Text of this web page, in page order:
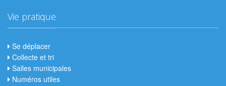
Vie pratique
Se déplacer
Collecte et tri
Salles municipales
Numéros utiles